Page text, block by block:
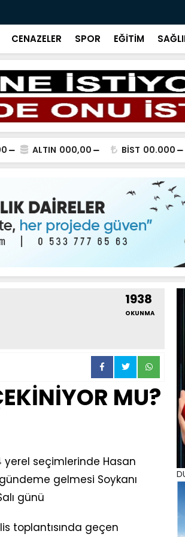
CENAZELER SPOR EĞİTİM
ALTIN 000,00 BİST 00.000
1938
OKUNMA
MU?
yerel seçimlerinde Hasan
gündeme gelmesi Soykanı
günü
toplantısında geçen